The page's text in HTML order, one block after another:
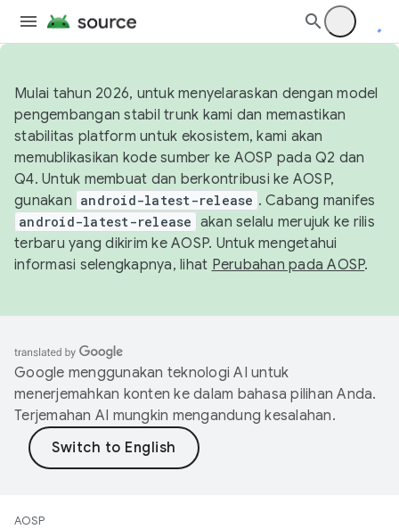
Mulai tahun 2026, untuk menyelaraskan dengan model
pengembangan stabil trunk kami dan memastikan
stabilitas platform untuk ekosistem, kami akan
memublikasikan kode sumber ke AOSP pada Q2 dan
Q4. Untuk membuat dan berkontribusi ke AOSP,
gunakan android-latest-release . Cabang manifes
android-latest-release akan selalu merujuk ke rilis
terbaru yang dikirim ke AOSP. Untuk mengetahui
informasi selengkapnya, lihat Perubahan pada AOSP.
Google menggunakan teknologi AI untuk
menerjemahkan konten ke dalam bahasa pilihan Anda.
Terjemahan AI mungkin mengandung kesalahan.
AOSP